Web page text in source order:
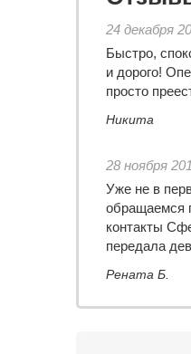
24 декабря
Быстро,
и дорого!
просто
Никита
28 ноября
Уже не в
обращаемся
контакты
передала
Рената Б.